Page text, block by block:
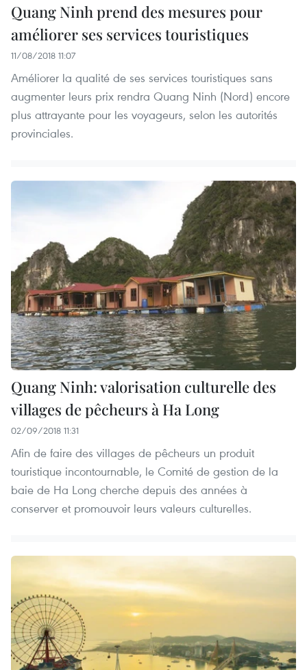
Quang Ninh prend des mesures pour
améliorer ses services touristiques
11/08/2018 11:07
Améliorer la qualité de ses services touristiques sans
augmenter leurs prix rendra Quang Ninh (Nord) encore
plus attrayante pour les voyageurs, selon les autorités
provinciales.
Quang Ninh: valorisation culturelle des
villages de pêcheurs à Ha Long
02/09/2018 11:31
Afin de faire des villages de pêcheurs un produit
touristique incontournable, le Comité de gestion de la
baie de Ha Long cherche depuis des années à
conserver et promouvoir leurs valeurs culturelles.